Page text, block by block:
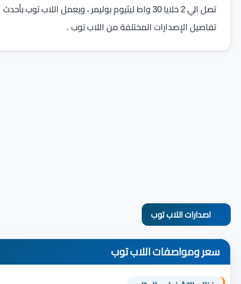
تفاصيل الإصدارات المختلفة من اللاب توب .
اصدارات اللاب توب
سعر ومواصفات اللاب توب